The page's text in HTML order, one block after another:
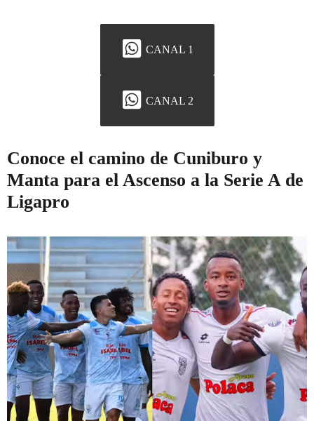
CANAL 1
CANAL 2
Conoce el camino de Cuniburo y
Manta para el Ascenso a la Serie A de
Ligapro